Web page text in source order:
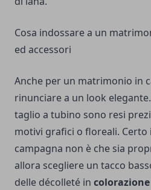
Cosa indossare a un
ed accessori
Anche per un matrimonio in
rinunciare a un look
taglio a tubino sono resi
motivi grafici o floreali. Certo
campagna non è che sia
allora scegliere un tacco
delle décolleté in